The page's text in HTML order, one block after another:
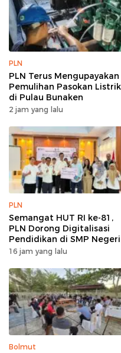
PLN
PLN Terus Mengupayakan
Pemulihan Pasokan Listrik
di Pulau Bunaken
2 jam yang lalu
PLN
Semangat HUT RI ke-81,
PLN Dorong Digitalisasi
Pendidikan di SMP Negeri
1 Palu Lewat Program
16 jam yang lalu
Bolmut